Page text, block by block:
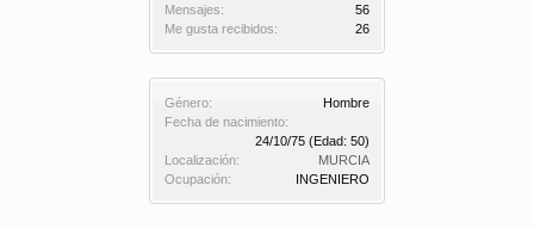
Mensajes:
56
Me gusta recibidos:
26
Género:
Hombre
Fecha de nacimiento:
24/10/75 (Edad: 50)
Localización:
MURCIA
Ocupación:
INGENIERO